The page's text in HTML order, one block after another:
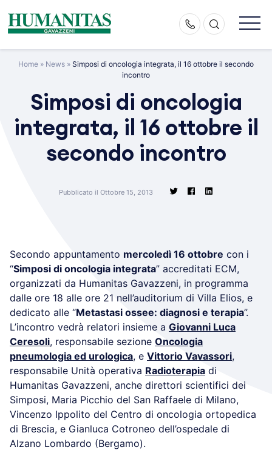
content
Home » News » Simposi di oncologia integrata, il 16 ottobre il secondo
incontro
Simposi di oncologia
integrata, il 16 ottobre il
secondo incontro
Pubblicato il Ottobre 15, 2013
Secondo appuntamento mercoledì 16 ottobre con i
“Simposi di oncologia integrata” accreditati ECM,
organizzati da Humanitas Gavazzeni, in programma
dalle ore 18 alle ore 21 nell’auditorium di Villa Elios, e
dedicato alle “Metastasi ossee: diagnosi e terapia”.
L’incontro vedrà relatori insieme a Giovanni Luca
Ceresoli, responsabile sezione Oncologia
pneumologia ed urologica, e Vittorio Vavassori,
responsabile Unità operativa Radioterapia di
Humanitas Gavazzeni, anche direttori scientifici dei
Simposi, Maria Picchio del San Raffaele di Milano,
Vincenzo Ippolito del Centro di oncologia ortopedica
di Brescia, e Gianluca Cotroneo dell’ospedale di
Alzano Lombardo (Bergamo).